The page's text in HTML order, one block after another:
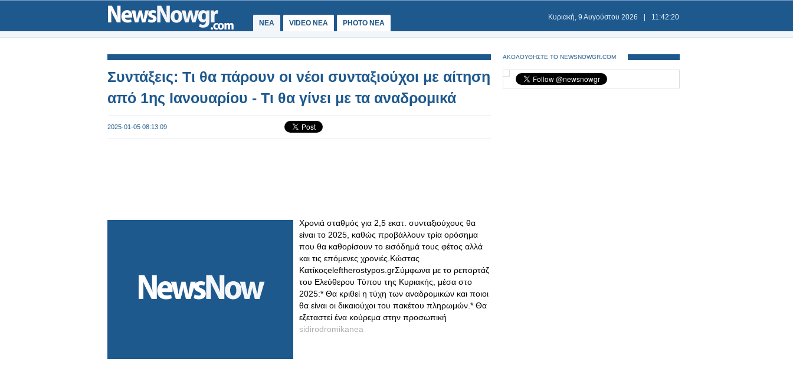
ΝΕΑ VIDEO NEA PHOTO NEA
Κυριακή, 9 Αυγούστου 2026 11:42:20
Συντάξεις: Τι θα πάρουν οι νέοι συνταξιούχοι με αίτηση
από 1ης Ιανουαρίου - Τι θα γίνει με τα αναδρομικά
2025-01-05 08:13:09
Χρονιά σταθμός για 2,5 εκατ. συνταξιούχους θα
είναι το 2025, καθώς προβάλλουν τρία ορόσημα
που θα καθορίσουν το εισόδημά τους φέτος αλλά
και τις επόμενες χρονιές.Κώστας
Κατίκοςeleftherostypos.grΣύμφωνα με το ρεπορτάζ
του Ελεύθερου Τύπου της Κυριακής, μέσα στο
2025:* Θα κριθεί η τύχη των αναδρομικών και ποιοι
θα είναι οι δικαιούχοι του πακέτου πληρωμών.* Θα
εξεταστεί ένα κούρεμα στην προσωπική
sidirodromikanea
ΑΚΟΛΟΥΘΗΣΤΕ ΤΟ NEWSNOWGR.COM